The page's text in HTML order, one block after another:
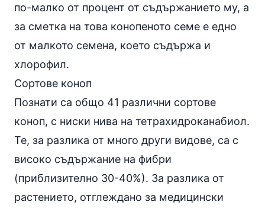
по-малко от процент от съдържанието му, а
за сметка на това конопеното семе е едно
от малкото семена, което съдържа и
хлорофил.
Сортове коноп
Познати са общо 41 различни сортове
коноп, с ниски нива на тетрахидроканабиол.
Те, за разлика от много други видове, са с
високо съдържание на фибри
(приблизително 30-40%). За разлика от
растението, отглеждано за медицински